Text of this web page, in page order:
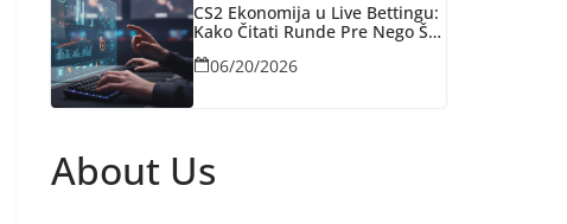
CS2 Ekonomija u Live Bettingu:
Kako Čitati Rundе Pre Nego Što
Bukmejkeri Reaguju
06/20/2026
About Us